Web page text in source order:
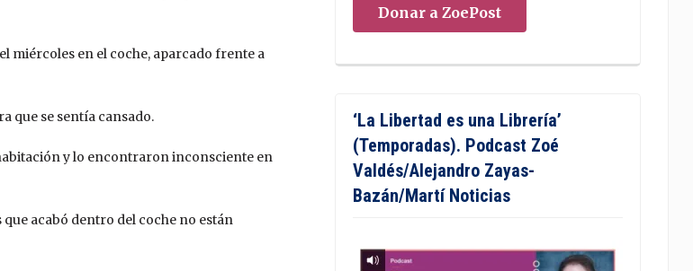
miércoles en el coche, aparcado frente a
que se sentía cansado.
y lo encontraron inconsciente en
acabó dentro del coche no están
Donar a ZoePost
‘La Libertad es una Librería’
(Temporadas). Podcast Zoé
Valdés/Alejandro Zayas-
Bazán/Martí Noticias